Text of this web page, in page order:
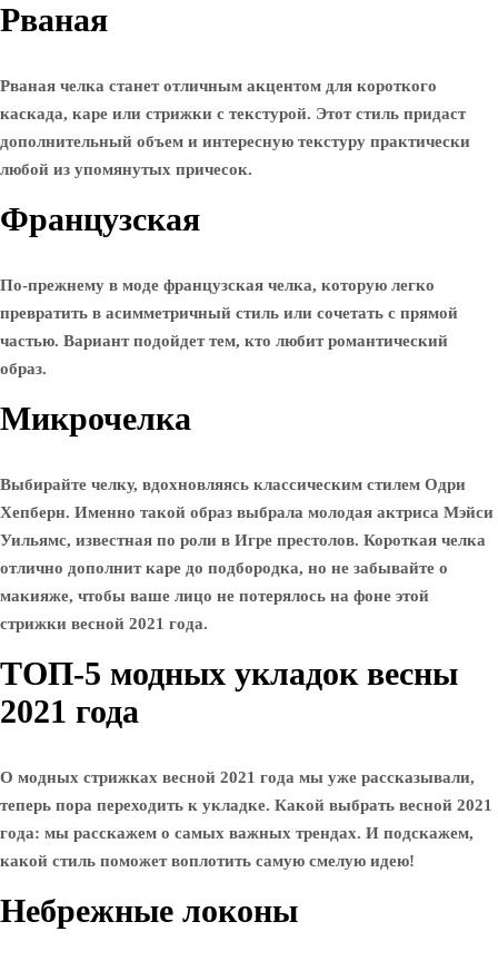
Рваная
Рваная челка станет отличным акцентом для короткого
каскада, каре или стрижки с текстурой. Этот стиль придаст
дополнительный объем и интересную текстуру практически
любой из упомянутых причесок.
Французская
По-прежнему в моде французская челка, которую легко
превратить в асимметричный стиль или сочетать с прямой
частью. Вариант подойдет тем, кто любит романтический
образ.
Микрочелка
Выбирайте челку, вдохновляясь классическим стилем Одри
Хепберн. Именно такой образ выбрала молодая актриса Мэйси
Уильямс, известная по роли в Игре престолов. Короткая челка
отлично дополнит каре до подбородка, но не забывайте о
макияже, чтобы ваше лицо не потерялось на фоне этой
стрижки весной 2021 года.
ТОП-5 модных укладок весны
2021 года
О модных стрижках весной 2021 года мы уже рассказывали,
теперь пора переходить к укладке. Какой выбрать весной 2021
года: мы расскажем о самых важных трендах. И подскажем,
какой стиль поможет воплотить самую смелую идею!
Небрежные локоны